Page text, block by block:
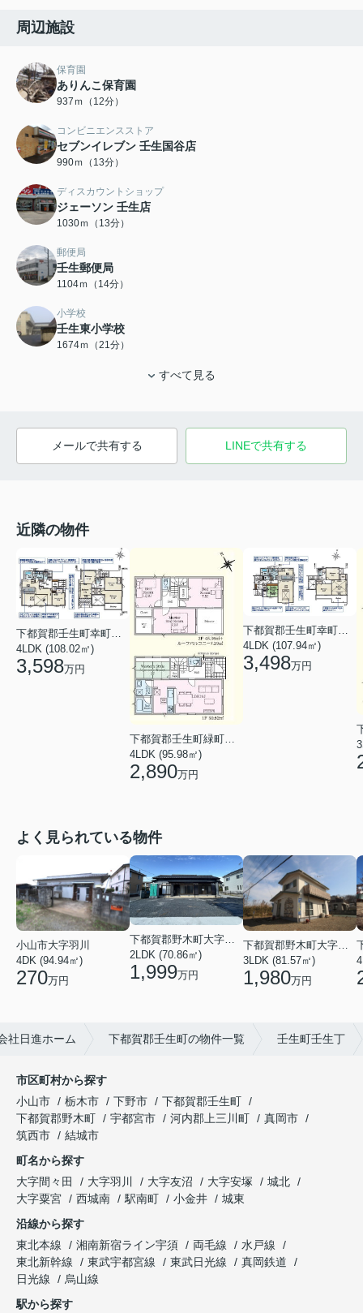
周辺施設
保育園
ありんこ保育園
937ｍ（12分）
コンビニエンスストア
セブンイレブン 壬生国谷店
990ｍ（13分）
ディスカウントショップ
ジェーソン 壬生店
1030ｍ（13分）
郵便局
壬生郵便局
1104ｍ（14分）
小学校
壬生東小学校
1674ｍ（21分）
すべて見る
メールで共有する LINEで共有する
近隣の物件
4LDK (108.02㎡)
3,598万円
4LDK (95.98㎡)
2,890万円
下都賀郡壬生町幸町３丁目
4LDK (107.94㎡)
3,498万円
よく見られている物件
小山市大字羽川
4DK (94.94㎡)
270万円
下都賀郡野木町大字友沼
2LDK (70.86㎡)
1,999万円
下都賀郡野木町大字若林
3LDK (81.57㎡)
1,980万円
社日進ホーム 下都賀郡壬生町の物件一覧 壬生町壬生丁
市区町村から探す
小山市
栃木市 下野市
下都賀郡壬生町
下都賀郡野木町
宇都宮市 河内郡上三川町
真岡市
筑西市
結城市
町名から探す
大字間々田
大字羽川 大字友沼 大字安塚
城北
大字粟宮
西城南 駅南町 小金井
城東
沿線から探す
東北本線
湘南新宿ライン宇須 両毛線
水戸線
東北新幹線
東武宇都宮線 東武日光線
真岡鉄道
日光線
烏山線
駅から探す